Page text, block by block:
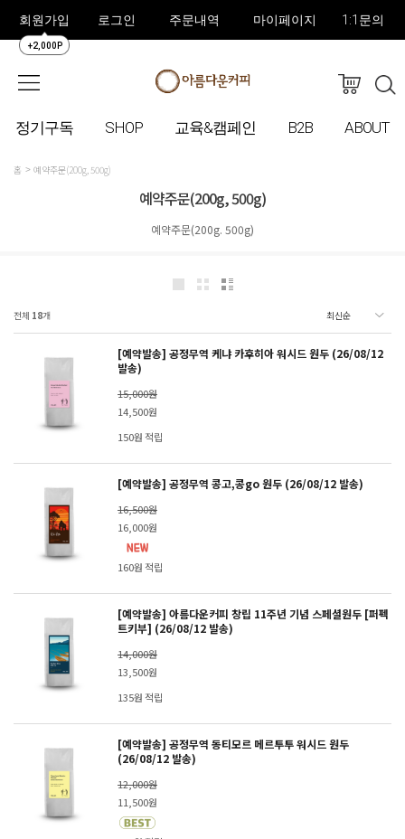
회원가입
+2,000P
로그인 주문내역 마이페이지 1:1문의
정기구독 SHOP 교육&캠페인 B2B ABOUT
홈 예약주문(200g, 500g)
예약주문(200g, 500g)
예약주문(200g. 500g)
전체 18개
[예약발송] 공정무역 케냐 카후히아 워시드 원두 (26/08/12
발송)
15,000원
14,500원
150원 적립
[예약발송] 공정무역 콩고,콩go 원두 (26/08/12 발송)
16,500원
16,000원
160원 적립
[예약발송] 아름다운커피 창립 11주년 기념 스페셜원두 [퍼펙
트키부] (26/08/12 발송)
14,000원
13,500원
135원 적립
[예약발송] 공정무역 동티모르 메르투투 워시드 원두
(26/08/12 발송)
12,000원
11,500원